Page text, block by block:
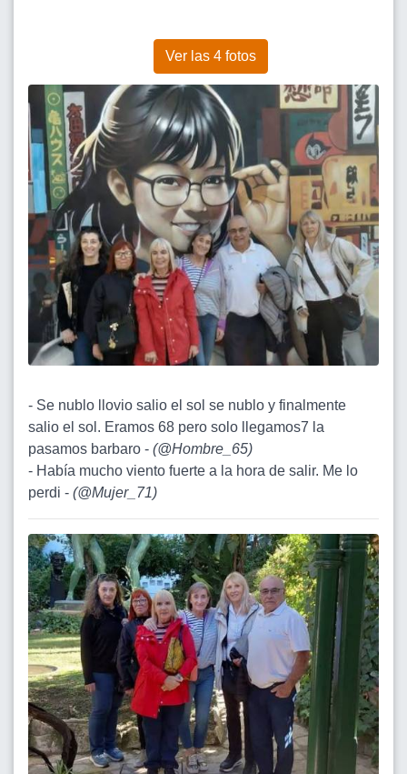
Ver las 4 fotos
- Se nublo llovio salio el sol se nublo y finalmente
salio el sol. Eramos 68 pero solo llegamos7 la
pasamos barbaro - (@Hombre_65)
- Había mucho viento fuerte a la hora de salir. Me lo
perdi - (@Mujer_71)